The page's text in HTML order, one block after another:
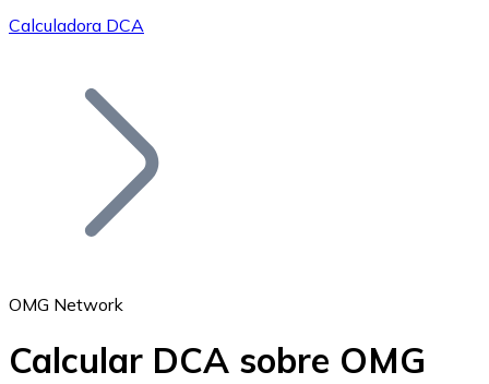
Únete a nuestra red de distribuidores.
Añade tu proyecto a nuestro ecosistema.
Bitcoin
Calculadora DCA
OMG Network
Calcular DCA sobre OMG